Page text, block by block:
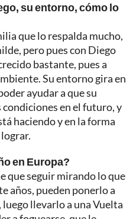
su entorno, cómo lo
que lo respalda mucho,
pero pues con Diego
bastante, pues a
Su entorno gira en
ayudar a que su
en el futuro, y
haciendo y en la forma
en Europa?
que seguir mirando lo que
años, pueden ponerlo a
llevarlo a una Vuelta